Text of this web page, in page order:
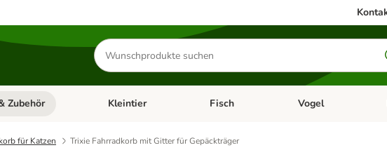
Produkte
suchen
öffnen: Katzenfutter & Zubehör
Zubehör Kategorie-Menü öffnen: Hundefutter & Zubehör
Kleintier Kategorie-Menü öffnen: Kleintier
Fisch Kategorie-Menü
Vogel
für Katzen Trixie Fahrradkorb mit Gitter für Gepäckträger